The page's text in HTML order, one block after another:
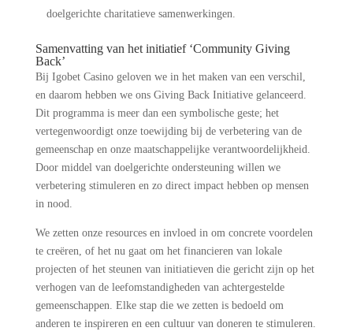
doelgerichte charitatieve samenwerkingen.
Samenvatting van het initiatief ‘Community Giving
Back’
Bij Igobet Casino geloven we in het maken van een verschil,
en daarom hebben we ons Giving Back Initiative gelanceerd.
Dit programma is meer dan een symbolische geste; het
vertegenwoordigt onze toewijding bij de verbetering van de
gemeenschap en onze maatschappelijke verantwoordelijkheid.
Door middel van doelgerichte ondersteuning willen we
verbetering stimuleren en zo direct impact hebben op mensen
in nood.
We zetten onze resources en invloed in om concrete voordelen
te creëren, of het nu gaat om het financieren van lokale
projecten of het steunen van initiatieven die gericht zijn op het
verhogen van de leefomstandigheden van achtergestelde
gemeenschappen. Elke stap die we zetten is bedoeld om
anderen te inspireren en een cultuur van doneren te stimuleren.